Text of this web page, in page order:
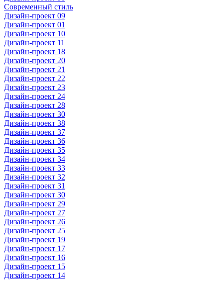
Современный стиль
Дизайн-проект 09
Дизайн-проект 01
Дизайн-проект 10
Дизайн-проект 11
Дизайн-проект 18
Дизайн-проект 20
Дизайн-проект 21
Дизайн-проект 22
Дизайн-проект 23
Дизайн-проект 24
Дизайн-проект 28
Дизайн-проект 30
Дизайн-проект 38
Дизайн-проект 37
Дизайн-проект 36
Дизайн-проект 35
Дизайн-проект 34
Дизайн-проект 33
Дизайн-проект 32
Дизайн-проект 31
Дизайн-проект 30
Дизайн-проект 29
Дизайн-проект 27
Дизайн-проект 26
Дизайн-проект 25
Дизайн-проект 19
Дизайн-проект 17
Дизайн-проект 16
Дизайн-проект 15
Дизайн-проект 14